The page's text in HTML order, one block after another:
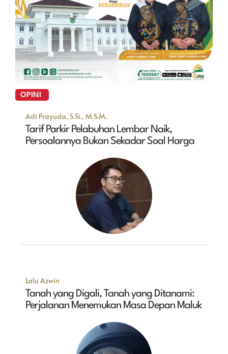
OPINI
Adi Prayuda, S.Si., M.S.M.
Tarif Parkir Pelabuhan Lembar Naik,
Persoalannya Bukan Sekadar Soal Harga
Lalu Azwin
Tanah yang Digali, Tanah yang Ditanami:
Perjalanan Menemukan Masa Depan Maluk